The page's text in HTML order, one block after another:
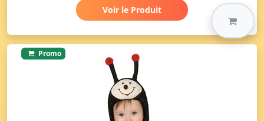
Voir le Produit
Promo